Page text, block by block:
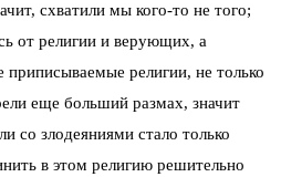
схватили мы кого-то не того;
от религии и верующих, а
приписываемые религии, не только
еще больший размах, значит
со злодеяниями стало только
в этом религию решительно